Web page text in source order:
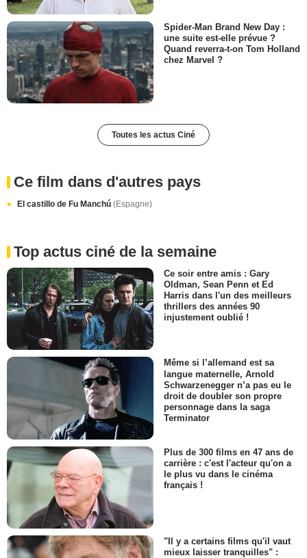
Spider-Man Brand New Day :
une suite est-elle prévue ?
Quand reverra-t-on Tom Holland
chez Marvel ?
Toutes les actus Ciné
Ce film dans d'autres pays
El castillo de Fu Manchú (Espagne)
Top actus ciné de la semaine
Ce soir entre amis : Gary
Oldman, Sean Penn et Ed
Harris dans l'un des meilleurs
thrillers des années 90
injustement oublié !
Même si l’allemand est sa
langue maternelle, Arnold
Schwarzenegger n’a pas eu le
droit de doubler son propre
personnage dans la saga
Terminator
Plus de 300 films en 47 ans de
carrière : c'est l'acteur qu'on a
le plus vu dans le cinéma
français !
"Il y a certains films qu'il vaut
mieux laisser tranquilles" :